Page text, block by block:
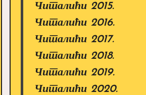
Читалићи 2015.
Читалићи 2016.
Читалићи 2017.
Читалићи 2018.
Читалићи 2019.
Читалићи 2020.